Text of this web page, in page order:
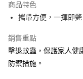
悠遊付
AFTEE先享後付
相關說明
商品特色
攜帶方便，一揮即
銷售重點
擊退蚊蟲，保護家人健
防禦措施。